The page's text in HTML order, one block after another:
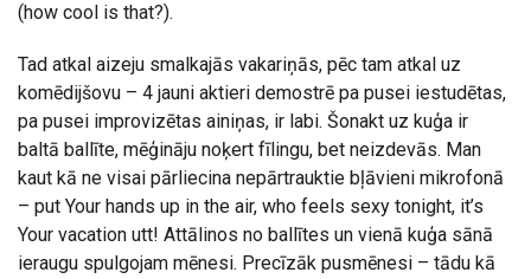
(how cool is that?).
Tad atkal aizeju smalkajās vakariņās, pēc tam atkal uz
komēdijšovu – 4 jauni aktieri demostrē pa pusei iestudētas,
pa pusei improvizētas ainiņas, ir labi. Šonakt uz kuģa ir
baltā ballīte, mēģināju noķert fīlingu, bet neizdevās. Man
kaut kā ne visai pārliecina nepārtrauktie bļāvieni mikrofonā
– put Your hands up in the air, who feels sexy tonight, it’s
Your vacation utt! Attālinos no ballītes un vienā kuģa sānā
ieraugu spulgojam mēnesi. Precīzāk pusmēnesi – tādu kā